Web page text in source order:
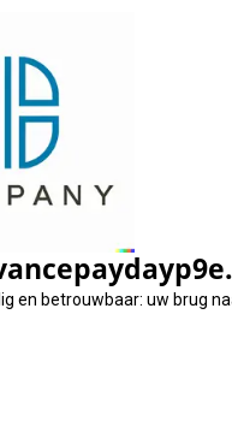
en betrouwbaar: uw brug
Tag: